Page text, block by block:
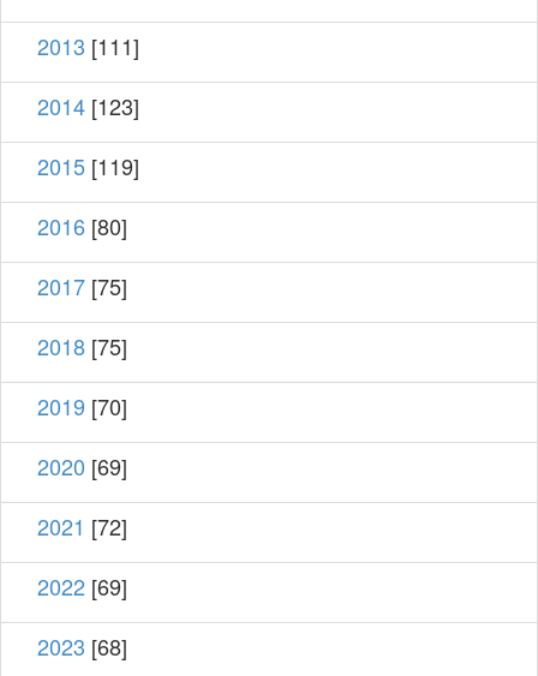
2013 [111]
2014 [123]
2015 [119]
2016 [80]
2017 [75]
2018 [75]
2019 [70]
2020 [69]
2021 [72]
2022 [69]
2023 [68]